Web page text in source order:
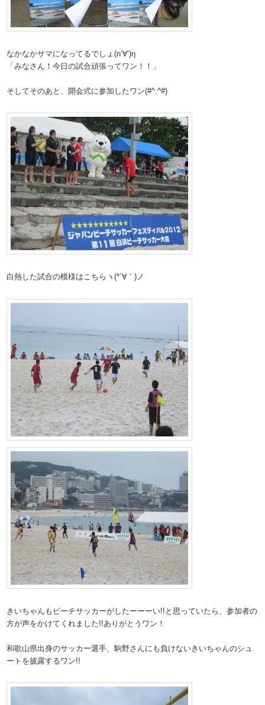
なかなかサマになってるでしょ(n‘∀‘)η
「みなさん！今日の試合頑張ってワン！！」
そしてそのあと、開会式に参加したワン(#^.^#)
白熱した試合の模様はこちらヽ(*´∀｀)ノ
きいちゃんもビーチサッカーがしたーーーい!!と思っていたら、参加者の
方が声をかけてくれました!!ありがとうワン！
和歌山県出身のサッカー選手、駒野さんにも負けないきいちゃんのシュ
ートを披露するワン!!